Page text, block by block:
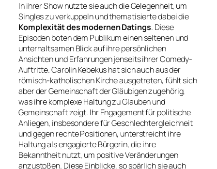
In ihrer Show nutzte sie auch die Gelegenheit, um
Singles zu verkuppeln und thematisierte dabei die
Komplexität des modernen Datings. Diese
Episoden boten dem Publikum einen seltenen und
unterhaltsamen Blick auf ihre persönlichen
Ansichten und Erfahrungen jenseits ihrer Comedy-
Auftritte. Carolin Kebekus hat sich auch aus der
römisch-katholischen Kirche ausgetreten, fühlt sich
aber der Gemeinschaft der Gläubigen zugehörig,
was ihre komplexe Haltung zu Glauben und
Gemeinschaft zeigt. Ihr Engagement für politische
Anliegen, insbesondere für Geschlechtergleichheit
und gegen rechte Positionen, unterstreicht ihre
Haltung als engagierte Bürgerin, die ihre
Bekanntheit nutzt, um positive Veränderungen
anzustoßen. Diese Einblicke, so spärlich sie auch